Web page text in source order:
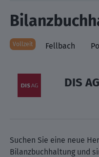
Vollzeit Fellbach
DIS
Suchen Sie eine neue
Bilanzbuchhaltung und